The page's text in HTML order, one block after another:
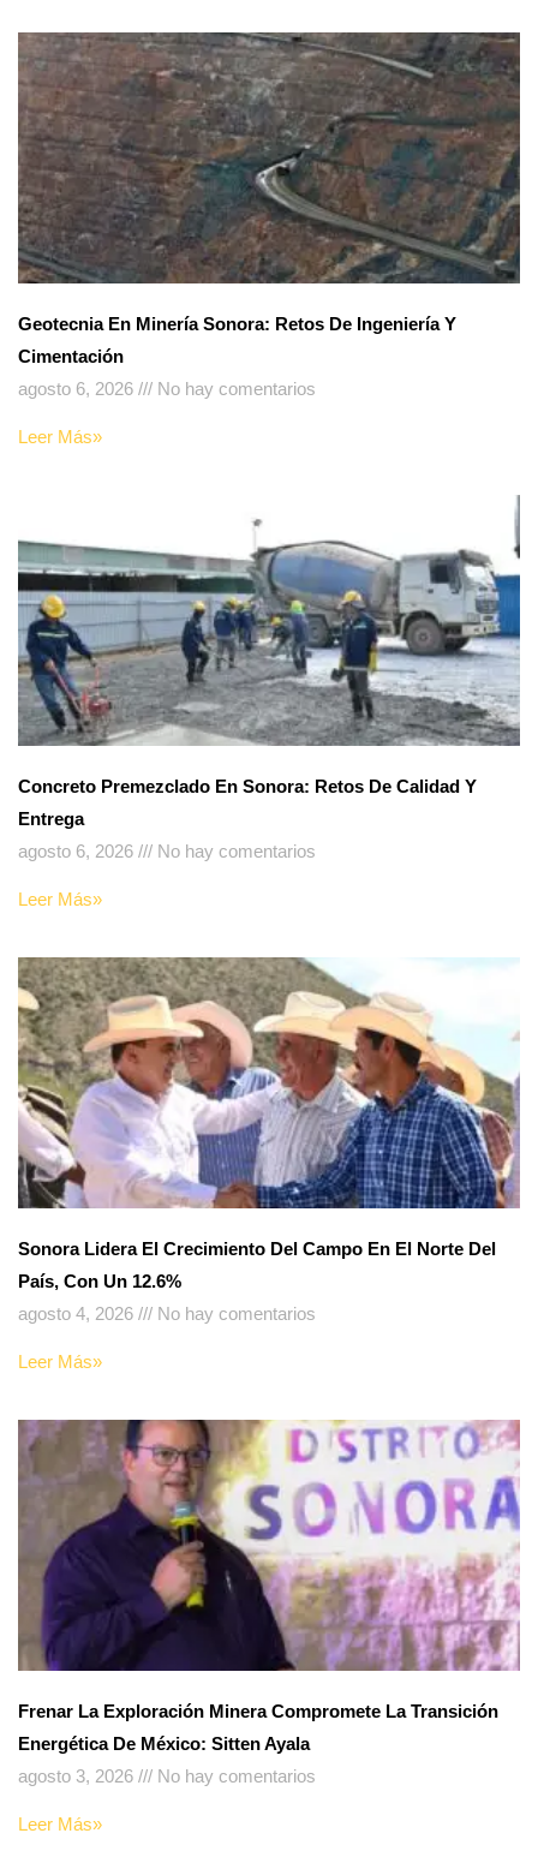
Geotecnia En Minería Sonora: Retos De Ingeniería Y
Cimentación
agosto 6, 2026
No hay comentarios
Leer Más»
Concreto Premezclado En Sonora: Retos De Calidad Y
Entrega
agosto 6, 2026
No hay comentarios
Leer Más»
Sonora Lidera El Crecimiento Del Campo En El Norte Del
País, Con Un 12.6%
agosto 4, 2026
No hay comentarios
Leer Más»
Frenar La Exploración Minera Compromete La Transición
Energética De México: Sitten Ayala
agosto 3, 2026
No hay comentarios
Leer Más»